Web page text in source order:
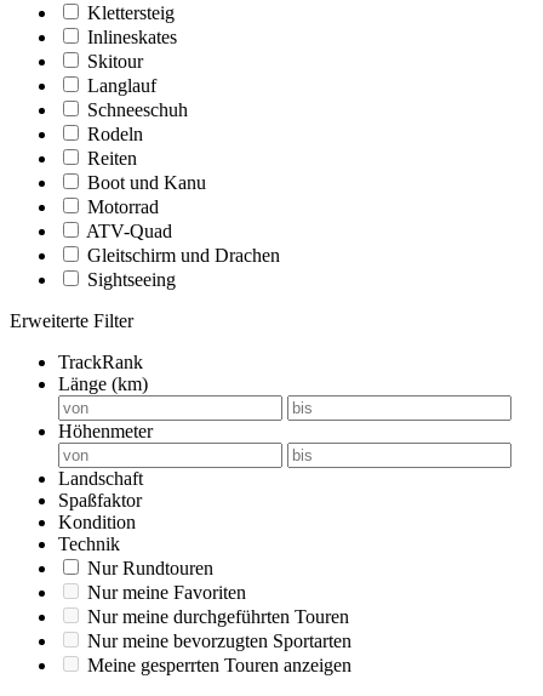
Klettersteig
Inlineskates
Skitour
Langlauf
Schneeschuh
Rodeln
Reiten
Boot und Kanu
Motorrad
ATV-Quad
Gleitschirm und Drachen
Sightseeing
Erweiterte Filter
TrackRank
Länge (km)
Höhenmeter
Landschaft
Spaßfaktor
Kondition
Technik
Nur Rundtouren
Nur meine Favoriten
Nur meine durchgeführten Touren
Nur meine bevorzugten Sportarten
Meine gesperrten Touren anzeigen